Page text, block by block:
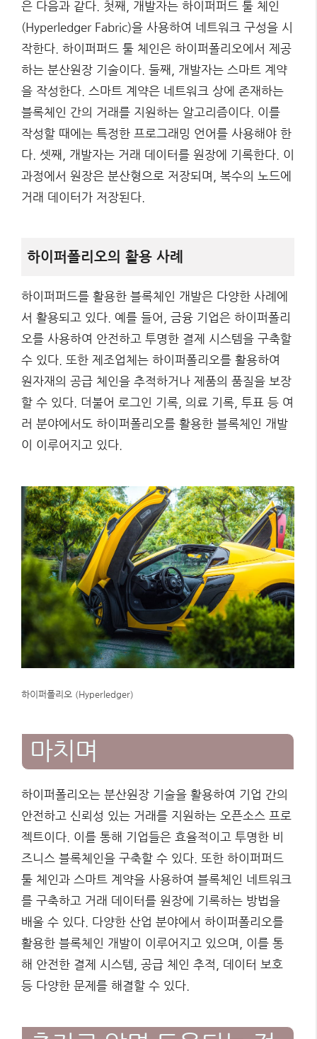
은 다음과 같다. 첫째, 개발자는 하이퍼퍼드 툴 체인
(Hyperledger Fabric)을 사용하여 네트워크 구성을 시
작한다. 하이퍼퍼드 툴 체인은 하이퍼폴리오에서 제공
하는 분산원장 기술이다. 둘째, 개발자는 스마트 계약
을 작성한다. 스마트 계약은 네트워크 상에 존재하는
블록체인 간의 거래를 지원하는 알고리즘이다. 이를
작성할 때에는 특정한 프로그래밍 언어를 사용해야 한
다. 셋째, 개발자는 거래 데이터를 원장에 기록한다. 이
과정에서 원장은 분산형으로 저장되며, 복수의 노드에
거래 데이터가 저장된다.
하이퍼폴리오의 활용 사례
하이퍼퍼드를 활용한 블록체인 개발은 다양한 사례에
서 활용되고 있다. 예를 들어, 금융 기업은 하이퍼폴리
오를 사용하여 안전하고 투명한 결제 시스템을 구축할
수 있다. 또한 제조업체는 하이퍼폴리오를 활용하여
원자재의 공급 체인을 추적하거나 제품의 품질을 보장
할 수 있다. 더불어 로그인 기록, 의료 기록, 투표 등 여
러 분야에서도 하이퍼폴리오를 활용한 블록체인 개발
이 이루어지고 있다.
하이퍼폴리오 (Hyperledger)
마치며
하이퍼폴리오는 분산원장 기술을 활용하여 기업 간의
안전하고 신뢰성 있는 거래를 지원하는 오픈소스 프로
젝트이다. 이를 통해 기업들은 효율적이고 투명한 비
즈니스 블록체인을 구축할 수 있다. 또한 하이퍼퍼드
툴 체인과 스마트 계약을 사용하여 블록체인 네트워크
를 구축하고 거래 데이터를 원장에 기록하는 방법을
배울 수 있다. 다양한 산업 분야에서 하이퍼폴리오를
활용한 블록체인 개발이 이루어지고 있으며, 이를 통
해 안전한 결제 시스템, 공급 체인 추적, 데이터 보호
등 다양한 문제를 해결할 수 있다.